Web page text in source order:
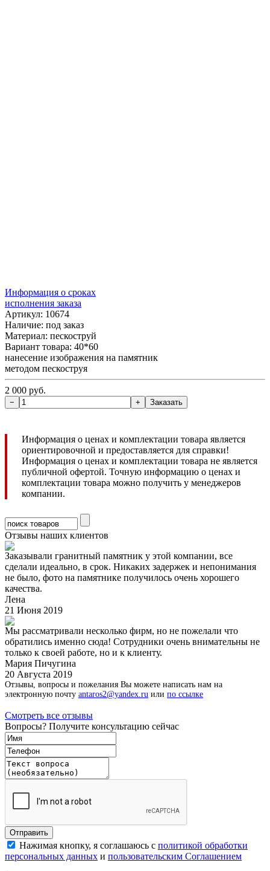
Информация о сроках
исполнения заказа
Артикул: 10674
Наличие: под заказ
Материал: пескоструй
Вариант товара: 40*60
нанесение изображения на памятник
методом пескоструя
2 000 руб.
Информация о ценах и комплектации товара является
ориентировочной и предоставляется для справки!
Информация о ценах и комплектации товара не является
публичной офертой. Точную информацию о ценах и
комплектации товара можно получить у менеджеров
компании.
Отзывы наших клиентов
Заказывали гранитный памятник у этой компании, все
сделали идеально, в срок. Никаких задержек и непонимания
не было, фото на памятнике получилось очень хорошего
качества.
Лена
21 Июня 2019
Мы рассматривали несколько фирм, но не пожелали что
обратились именно сюда! Сотрудники очень внимательны не
только к своей работе, но и к клиенту.
Мария Пичугина
20 Августа 2019
Отзывы, вопросы и пожелания Вы можете написать нам на
электронную почту antaros2@yandex.ru или по ссылке
Смотреть все отзывы
Вопросы? Получите консультацию сейчас
Нажимая кнопку, я соглашаюсь с политикой обработки
персональных данных и пользовательским Соглашением